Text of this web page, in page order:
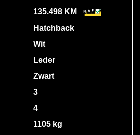
135.498 KM
Hatchback
Wit
Leder
Zwart
3
4
1105 kg